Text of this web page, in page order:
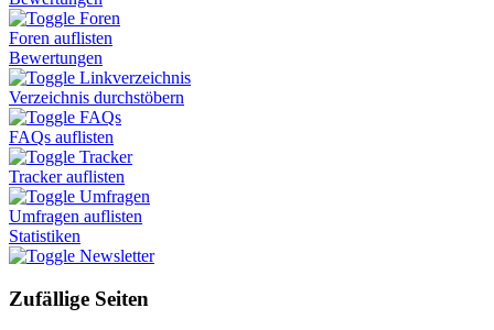
Foren
Foren auflisten
Bewertungen
Linkverzeichnis
Verzeichnis durchstöbern
FAQs
FAQs auflisten
Tracker
Tracker auflisten
Umfragen
Umfragen auflisten
Statistiken
Newsletter
Zufällige Seiten